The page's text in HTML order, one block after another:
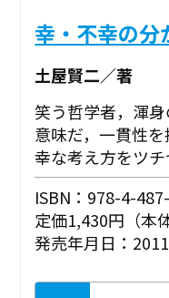
幸・不幸の分
土屋賢二／著
笑う哲学者，渾
意味だ，一貫性
幸な考え方をツチ
ISBN：978-4-
定価1,430円（本
発売年月日：